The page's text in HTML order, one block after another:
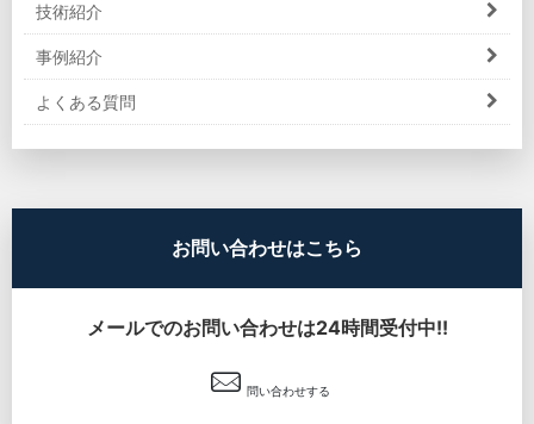
技術紹介
事例紹介
よくある質問
お問い合わせはこちら
メールでのお問い合わせは24時間受付中!!
問い合わせする